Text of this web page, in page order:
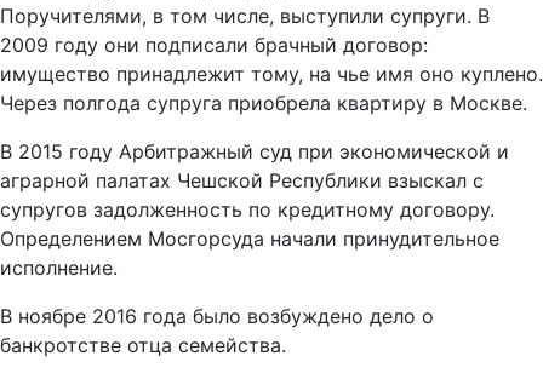
Поручителями, в том числе, выступили супруги. В
2009 году они подписали брачный договор:
имущество принадлежит тому, на чье имя оно куплено.
Через полгода супруга приобрела квартиру в Москве.
В 2015 году Арбитражный суд при экономической и
аграрной палатах Чешской Республики взыскал с
супругов задолженность по кредитному договору.
Определением Мосгорсуда начали принудительное
исполнение.
В ноябре 2016 года было возбуждено дело о
банкротстве отца семейства.